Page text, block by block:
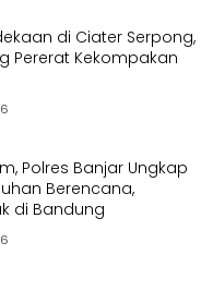
di Ciater Serpong,
Pererat Kekompakan
Polres Banjar Ungkap
Berencana,
di Bandung